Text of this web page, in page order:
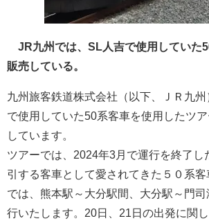
JR九州では、SL人吉で使用していた
販売している。
九州旅客鉄道株式会社（以下、ＪＲ九
で使用していた50系客車を使用したツ
しています。
ツアーでは、2024年3月で運行を終了し
引する客車として愛されてきた５０系
では、熊本駅～大分駅間、大分駅～門
行いたします。20日、21日の出発に関